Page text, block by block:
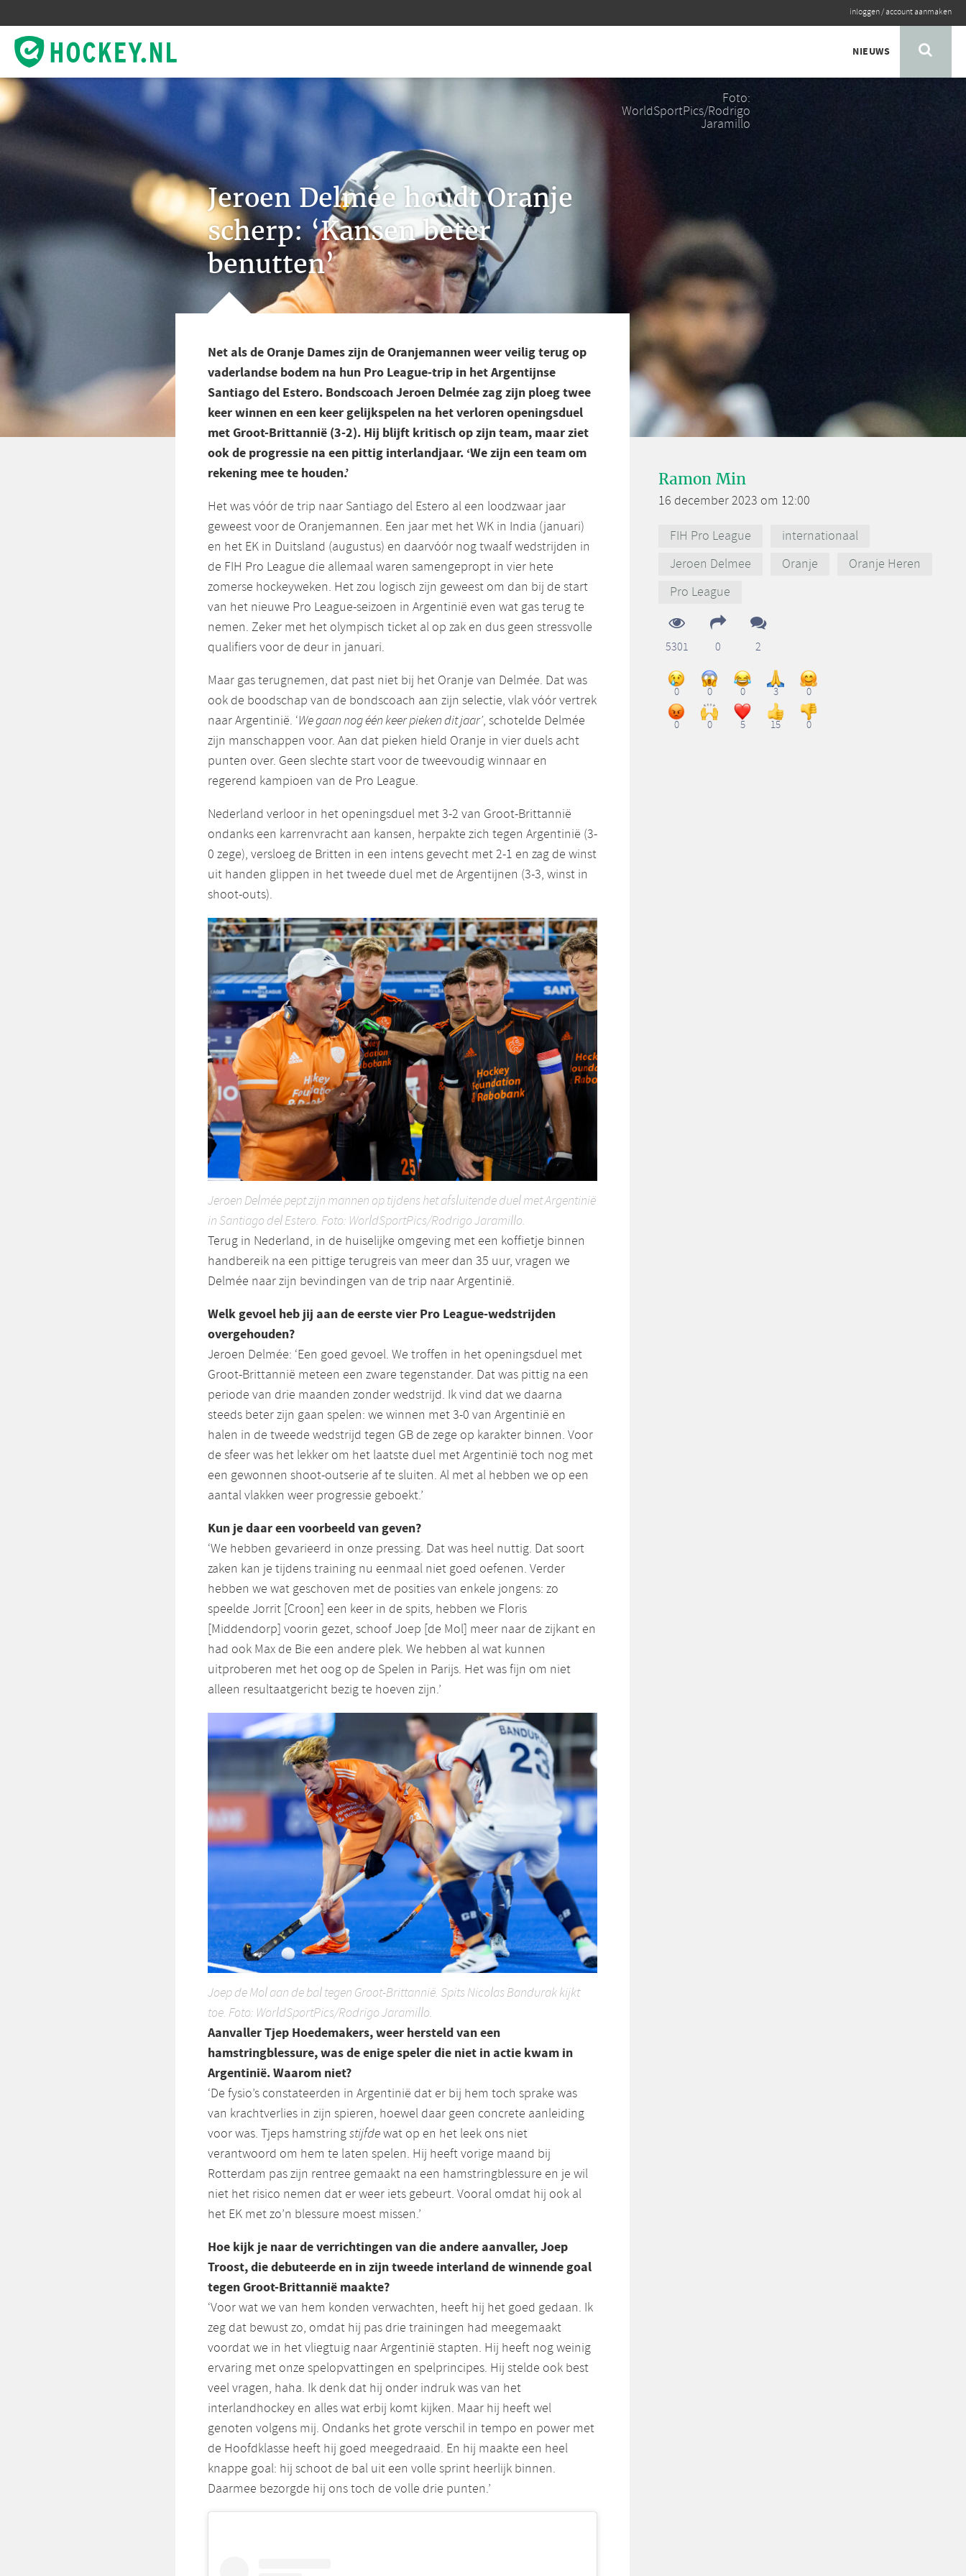
inloggen/account aanmaken
NIEUWS
Foto:
WorldSportPics/Rodrigo
Jaramillo
Jeroen Delmée houdt Oranje
scherp: ‘Kansen beter
benutten’
Net als de Oranje Dames zijn de Oranjemannen weer veilig terug op
vaderlandse bodem na hun Pro League-trip in het Argentijnse
Santiago del Estero. Bondscoach Jeroen Delmée zag zijn ploeg twee
keer winnen en een keer gelijkspelen na het verloren openingsduel
met Groot-Brittannië (3-2). Hij blijft kritisch op zijn team, maar ziet
ook de progressie na een pittig interlandjaar. ‘We zijn een team om
rekening mee te houden.’
Het was vóór de trip naar Santiago del Estero al een loodzwaar jaar
geweest voor de Oranjemannen. Een jaar met het WK in India (januari)
en het EK in Duitsland (augustus) en daarvóór nog twaalf wedstrijden in
de FIH Pro League die allemaal waren samengepropt in vier hete
zomerse hockeyweken. Het zou logisch zijn geweest om dan bij de start
van het nieuwe Pro League-seizoen in Argentinië even wat gas terug te
nemen. Zeker met het olympisch ticket al op zak en dus geen stressvolle
qualifiers voor de deur in januari.
Maar gas terugnemen, dat past niet bij het Oranje van Delmée. Dat was
ook de boodschap van de bondscoach aan zijn selectie, vlak vóór vertrek
naar Argentinië. ‘We gaan nog één keer pieken dit jaar’, schotelde Delmée
zijn manschappen voor. Aan dat pieken hield Oranje in vier duels acht
punten over. Geen slechte start voor de tweevoudig winnaar en
regerend kampioen van de Pro League.
Nederland verloor in het openingsduel met 3-2 van Groot-Brittannië
ondanks een karrenvracht aan kansen, herpakte zich tegen Argentinië (3-
0 zege), versloeg de Britten in een intens gevecht met 2-1 en zag de winst
uit handen glippen in het tweede duel met de Argentijnen (3-3, winst in
shoot-outs).
Jeroen Delmée pept zijn mannen op tijdens het afsluitende duel met Argentinië
in Santiago del Estero. Foto: WorldSportPics/Rodrigo Jaramillo.
Terug in Nederland, in de huiselijke omgeving met een koffietje binnen
handbereik na een pittige terugreis van meer dan 35 uur, vragen we
Delmée naar zijn bevindingen van de trip naar Argentinië.
Welk gevoel heb jij aan de eerste vier Pro League-wedstrijden
overgehouden?
Jeroen Delmée: ‘Een goed gevoel. We troffen in het openingsduel met
Groot-Brittannië meteen een zware tegenstander. Dat was pittig na een
periode van drie maanden zonder wedstrijd. Ik vind dat we daarna
steeds beter zijn gaan spelen: we winnen met 3-0 van Argentinië en
halen in de tweede wedstrijd tegen GB de zege op karakter binnen. Voor
de sfeer was het lekker om het laatste duel met Argentinië toch nog met
een gewonnen shoot-outserie af te sluiten. Al met al hebben we op een
aantal vlakken weer progressie geboekt.’
Kun je daar een voorbeeld van geven?
‘We hebben gevarieerd in onze pressing. Dat was heel nuttig. Dat soort
zaken kan je tijdens training nu eenmaal niet goed oefenen. Verder
hebben we wat geschoven met de posities van enkele jongens: zo
speelde Jorrit [Croon] een keer in de spits, hebben we Floris
[Middendorp] voorin gezet, schoof Joep [de Mol] meer naar de zijkant en
had ook Max de Bie een andere plek. We hebben al wat kunnen
uitproberen met het oog op de Spelen in Parijs. Het was fijn om niet
alleen resultaatgericht bezig te hoeven zijn.’
Joep de Mol aan de bal tegen Groot-Brittannië. Spits Nicolas Bandurak kijkt
toe. Foto: WorldSportPics/Rodrigo Jaramillo.
Aanvaller Tjep Hoedemakers, weer hersteld van een
hamstringblessure, was de enige speler die niet in actie kwam in
Argentinië. Waarom niet?
‘De fysio’s constateerden in Argentinië dat er bij hem toch sprake was
van krachtverlies in zijn spieren, hoewel daar geen concrete aanleiding
voor was. Tjeps hamstringstijfdewat op en het leek ons niet
verantwoord om hem te laten spelen. Hij heeft vorige maand bij
Rotterdam pas zijn rentree gemaakt na een hamstringblessure en je wil
niet het risico nemen dat er weer iets gebeurt. Vooral omdat hij ook al
het EK met zo’n blessure moest missen.’
Hoe kijk je naar de verrichtingen van die andere aanvaller, Joep
Troost, die debuteerde en in zijn tweede interland de winnende goal
tegen Groot-Brittannië maakte?
‘Voor wat we van hem konden verwachten, heeft hij het goed gedaan. Ik
zeg dat bewust zo, omdat hij pas drie trainingen had meegemaakt
voordat we in het vliegtuig naar Argentinië stapten. Hij heeft nog weinig
ervaring met onze spelopvattingen en spelprincipes. Hij stelde ook best
veel vragen, haha. Ik denk dat hij onder indruk was van het
interlandhockey en alles wat erbij komt kijken. Maar hij heeft wel
genoten volgens mij. Ondanks het grote verschil in tempo en power met
de Hoofdklasse heeft hij goed meegedraaid. En hij maakte een heel
knappe goal: hij schoot de bal uit een volle sprint heerlijk binnen.
Daarmee bezorgde hij ons toch de volle drie punten.’
Ramon Min
16 december 2023 om 12:00
FIH Pro League
internationaal
Jeroen Delmee
Oranje
Oranje Heren
Pro League
5301 0 2
0 0 0 3 0
0 0 5 15 0